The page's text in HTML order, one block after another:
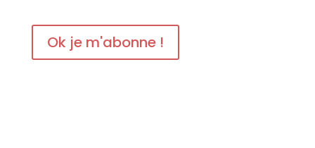
Ok je m'abonne !